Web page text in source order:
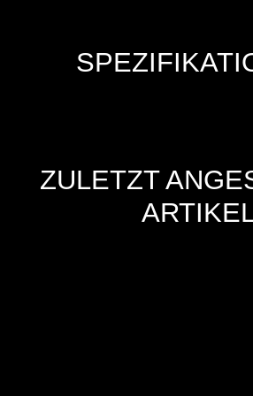
ZULETZT